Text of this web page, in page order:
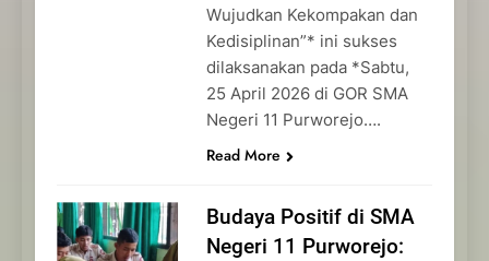
Wujudkan Kekompakan dan
Kedisiplinan”* ini sukses
dilaksanakan pada *Sabtu,
25 April 2026 di GOR SMA
Negeri 11 Purworejo….
Read More
Budaya Positif di SMA
Negeri 11 Purworejo: